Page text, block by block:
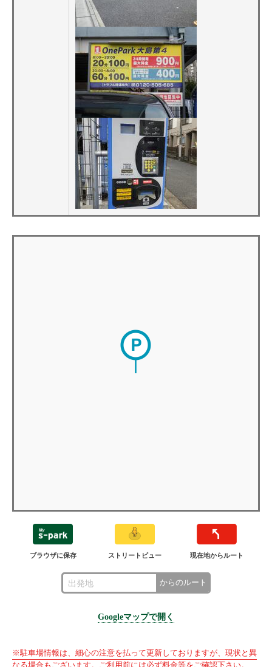
ブラウザに保存 ストリートビュー 現在地からルート
からのルート
Googleマップで開く
※駐車場情報は、細心の注意を払って更新しておりますが、現状と異
なる場合もございます。ご利用前には必ず料金等をご確認下さい。